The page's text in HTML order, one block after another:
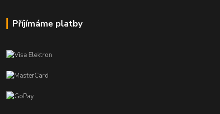
Příjímáme platby